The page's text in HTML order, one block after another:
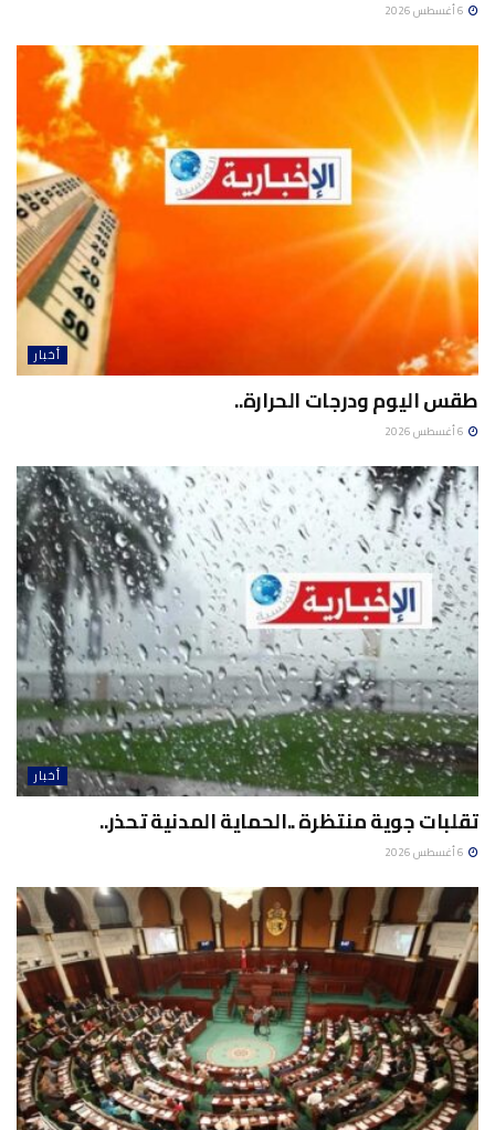
أخبار
طقس اليوم ودرجات الحرارة..
أخبار
تقلبات جوية منتظرة ..الحماية المدنية تحذر..